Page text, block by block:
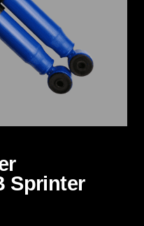
Sprinter